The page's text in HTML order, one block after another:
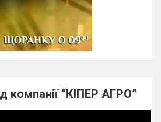
компанії “КІПЕР АГРО”